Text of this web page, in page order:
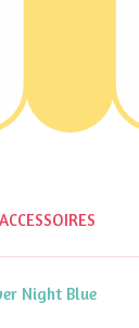
ACCESSOIRES
Night Blue